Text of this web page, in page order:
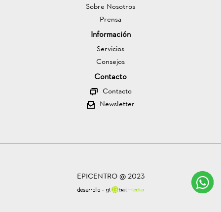
Sobre Nosotros
Prensa
Información
Servicios
Consejos
Contacto
Contacto
Newsletter
EPICENTRO @ 2023